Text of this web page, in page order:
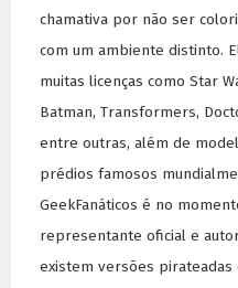
chamativa por não ser
com um ambiente distinto.
muitas licenças como Star
Batman, Transformers,
entre outras, além de
prédios famosos
GeekFanáticos é no
representante oficial e
existem versões pirateadas